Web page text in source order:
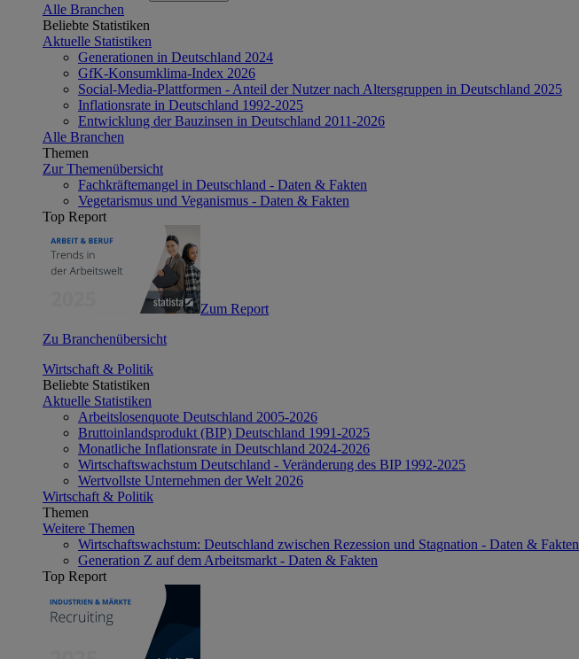
Alle Branchen
Beliebte Statistiken
Aktuelle Statistiken
Generationen in Deutschland 2024
GfK-Konsumklima-Index 2026
Social-Media-Plattformen - Anteil der Nutzer nach Altersgruppen in Deutschland 2025
Inflationsrate in Deutschland 1992-2025
Entwicklung der Bauzinsen in Deutschland 2011-2026
Alle Branchen
Themen
Zur Themenübersicht
Fachkräftemangel in Deutschland - Daten & Fakten
Vegetarismus und Veganismus - Daten & Fakten
Top Report
Zum Report
Zu Branchenübersicht
Wirtschaft & Politik
Beliebte Statistiken
Aktuelle Statistiken
Arbeitslosenquote Deutschland 2005-2026
Bruttoinlandsprodukt (BIP) Deutschland 1991-2025
Monatliche Inflationsrate in Deutschland 2024-2026
Wirtschaftswachstum Deutschland - Veränderung des BIP 1992-2025
Wertvollste Unternehmen der Welt 2026
Wirtschaft & Politik
Themen
Weitere Themen
Wirtschaftswachstum: Deutschland zwischen Rezession und Stagnation - Daten & Fakten
Generation Z auf dem Arbeitsmarkt - Daten & Fakten
Top Report